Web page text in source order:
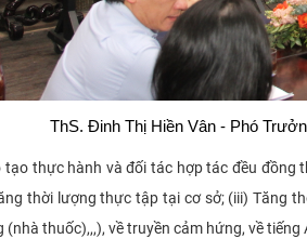
ThS. Đinh Thị Hiền Vân - Phó
tạo thực hành và đối tác hợp tác đều
thời lượng thực tập tại cơ sở; (iii) Tăng
thuốc),,,), về truyền cảm hứng, về